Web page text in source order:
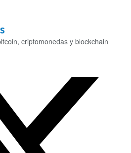
criptomonedas y blockchain